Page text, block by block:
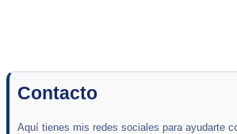
Contacto
Aquí tienes mis redes sociales para ayudarte